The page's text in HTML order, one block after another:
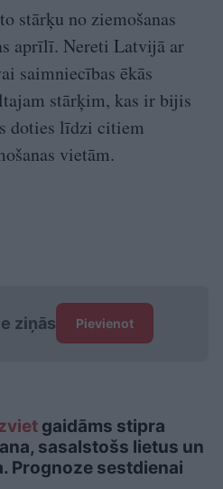
stārķu no ziemošanas
aprīlī. Nereti Latvijā ar
saimniecības ēkās
stārķim, kas ir bijis
doties līdzi citiem
vietām.
ziņās Pievienot
gaidāms stipra
sasalstošs lietus un
Prognoze sestdienai